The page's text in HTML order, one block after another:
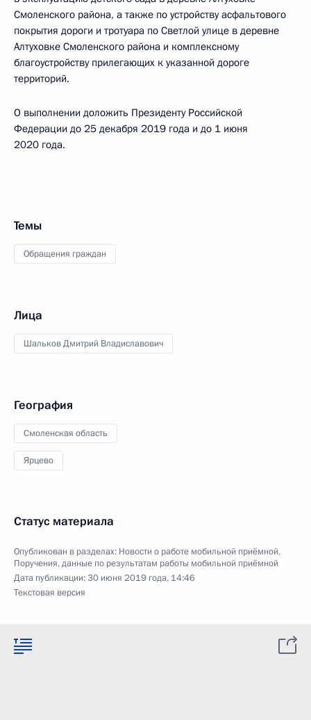
Смоленского района, а также по устройству асфальтового
покрытия дороги и тротуара по Светлой улице в деревне
Алтуховке Смоленского района и комплексному
благоустройству прилегающих к указанной дороге
территорий.
О выполнении доложить Президенту Российской
Федерации до 25 декабря 2019 года и до 1 июня
2020 года.
Темы
Обращения граждан
Лица
Шальков Дмитрий Владиславович
География
Смоленская область
Ярцево
Статус материала
Опубликован в разделах: Новости о работе мобильной приёмной,
Поручения, данные по результатам работы мобильной приёмной
Дата публикации:30 июня 2019 года, 14:46
Текстовая версия